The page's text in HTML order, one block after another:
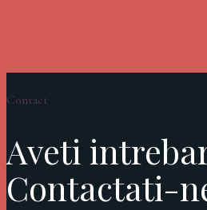
Contact
Aveti
Contactati-